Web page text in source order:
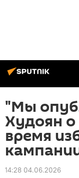
"Мы
Худоян
время
14:28 04.06.2026